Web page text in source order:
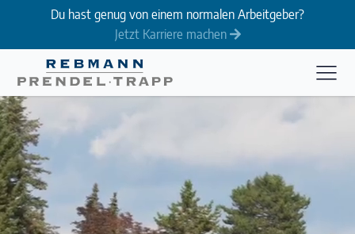
Du hast genug von einem normalen Arbeitgeber?
Jetzt Karriere machen